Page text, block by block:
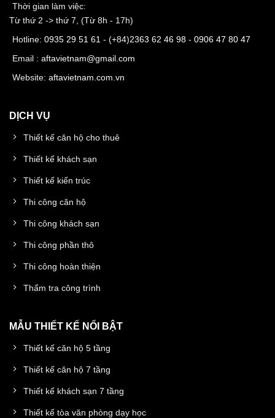
Thời gian làm việc:
Từ thứ 2 -> thứ 7, (Từ 8h - 17h)
Hotline: 0935 29 51 61 - (+84)2363 62 46 98 - 0906 47 80 47
Email : aftavietnam@gmail.com
Website: aftavietnam.com.vn
DỊCH VỤ
Thiết kế căn hộ cho thuê
Thiết kế khách sạn
Thiết kế kiến trúc
Thi công căn hộ
Thi công khách sạn
Thi công phần thô
Thi công hoàn thiện
Thẩm tra công trình
MẪU THIẾT KẾ NỔI BẬT
Thiết kế căn hộ 5 tầng
Thiết kế căn hộ 7 tầng
Thiết kế khách sạn 7 tầng
Thiết kế tòa văn phòng dạy học